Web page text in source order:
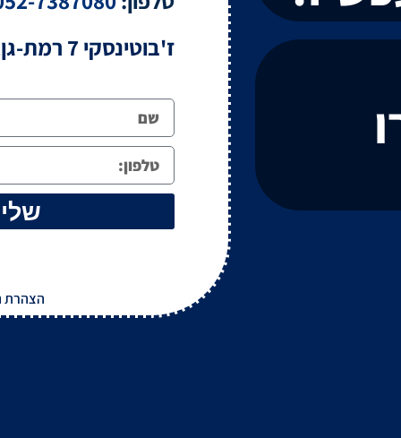
ז'בוטינסקי 7 רמת-גן, מגדל משה אביב
הצהרת